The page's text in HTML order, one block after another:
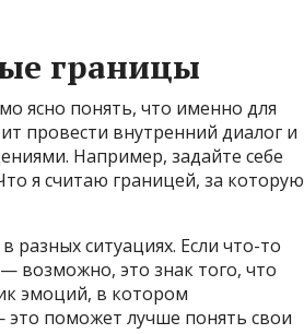
границы
ясно понять, что именно для
провести внутренний диалог и
Например, задайте себе
я считаю границей, за которую
ситуациях. Если что-то
возможно, это знак того, что
эмоций, в котором
поможет лучше понять свои